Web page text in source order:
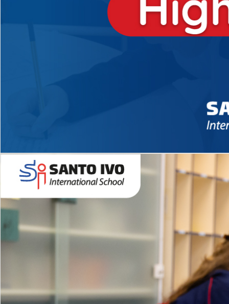
Novidades 2026 High School
EDUCAÇÃO INFANTIL
Inglês todos os dias